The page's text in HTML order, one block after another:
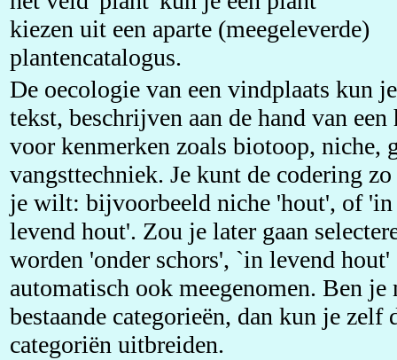
kiezen uit een aparte (meegeleverde)
plantencatalogus.
De oecologie van een vindplaats kun
tekst, beschrijven aan de hand van
voor kenmerken zoals biotoop, niche,
vangsttechniek. Je kunt de codering
je wilt: bijvoorbeeld niche 'hout', of
levend hout'. Zou je later gaan
worden 'onder schors', `in levend
automatisch ook meegenomen. Ben je
bestaande categorieën, dan kun je zelf
categoriën uitbreiden.